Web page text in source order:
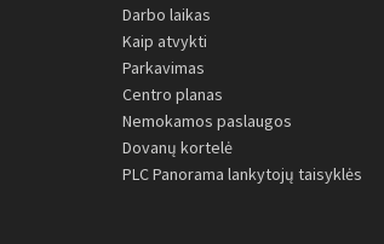
Darbo laikas
Kaip atvykti
Parkavimas
Centro planas
Nemokamos paslaugos
Dovanų kortelė
PLC Panorama lankytojų taisyklės